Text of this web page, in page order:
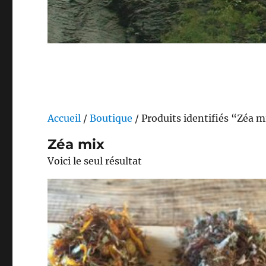
Accueil /Boutique / Produits identifiés “Zéa
Zéa mix
Voici le seul résultat